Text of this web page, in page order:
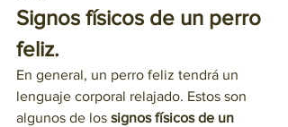
Signos físicos de un perro
feliz.
En general, un perro feliz tendrá un
lenguaje corporal relajado. Estos son
algunos de los signos físicos de un